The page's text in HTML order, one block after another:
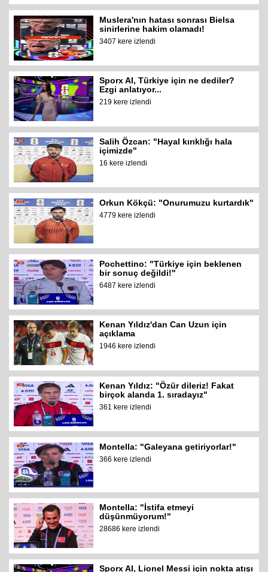
Muslera'nın hatası sonrası Bielsa
sinirlerine hakim olamadı!
3407 kere izlendi
Sporx AI, Türkiye için ne dediler?
Ezgi anlatıyor...
219 kere izlendi
Salih Özcan: "Hayal kırıklığı hala
içimizde"
16 kere izlendi
Orkun Kökçü: "Onurumuzu kurtardık"
4779 kere izlendi
Pochettino: "Türkiye için beklenen
bir sonuç değildi!"
6487 kere izlendi
Kenan Yıldız'dan Can Uzun için
açıklama
1946 kere izlendi
Kenan Yıldız: "Özür dileriz! Fakat
birçok alanda 1. sıradayız"
361 kere izlendi
Montella: "Galeyana getiriyorlar!"
366 kere izlendi
Montella: "İstifa etmeyi
düşünmüyorum!"
28686 kere izlendi
Sporx AI, Lionel Messi için nokta atışı